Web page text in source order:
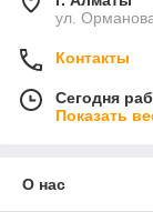
ул.
Контакты
Сегодня
Показать
О нас